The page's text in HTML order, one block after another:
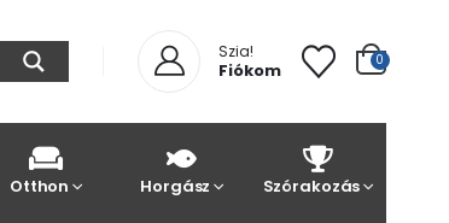
Szia!
Fiókom 0
Otthon Horgász Szórakozás